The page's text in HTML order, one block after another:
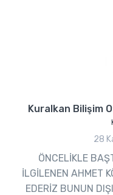
Kuralkan Bilişim
28
ÖNCELİKLE
İLGİLENEN AHMET
EDERİZ BUNUN